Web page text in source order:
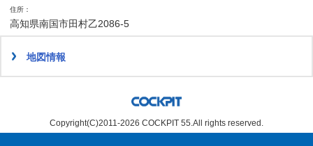
住所
高知県南国市田村乙2086-5
地図情報
Copyright(C)2011-2026 COCKPIT 55.All rights reserved.